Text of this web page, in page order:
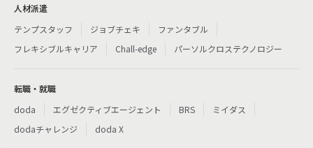
人材派遣
テンプスタッフ
ジョブチェキ
ファンタブル
フレキシブルキャリア
Chall-edge パーソルクロステクノロジー
転職・就職
doda
エグゼクティブエージェント BRS
ミイダス
dodaチャレンジ
doda X